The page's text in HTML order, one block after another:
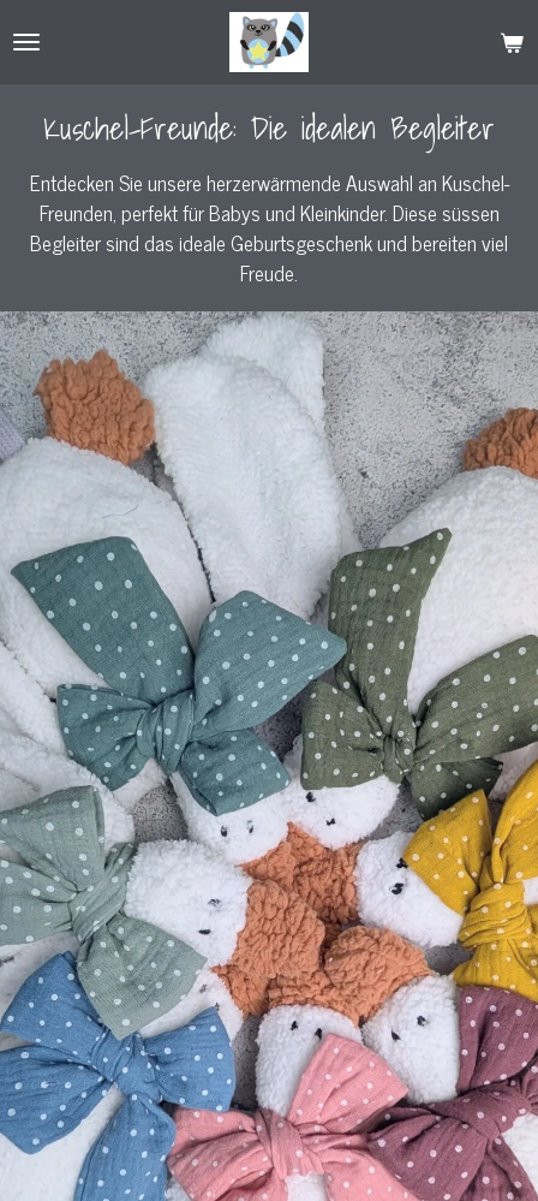
Hauptinhalt
Kuschel-Freunde: Die idealen Begleiter
Entdecken Sie unsere herzerwärmende Auswahl an Kuschel-
Freunden, perfekt für Babys und Kleinkinder. Diese süssen
Begleiter sind das ideale Geburtsgeschenk und bereiten viel
Freude.